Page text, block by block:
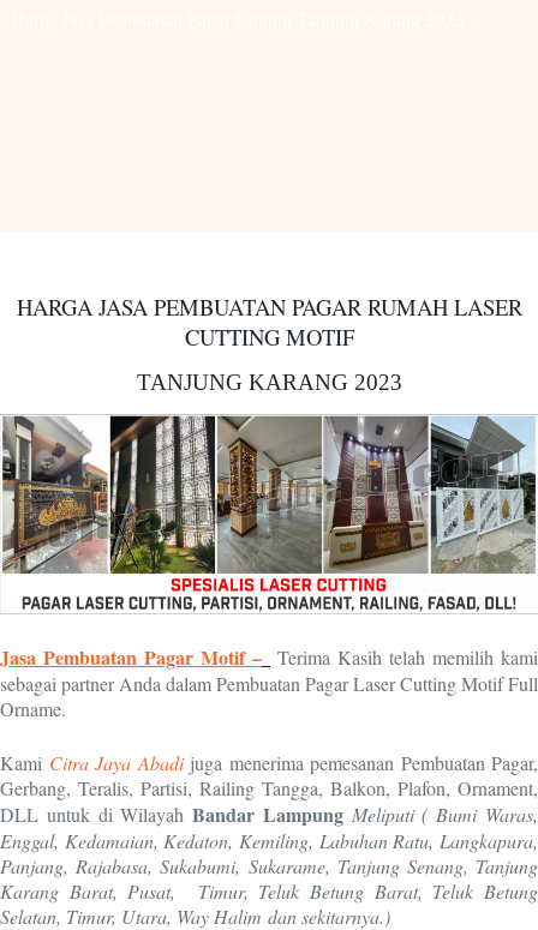
HARGA JASA PEMBUATAN PAGAR RUMAH LASER
CUTTING MOTIF
TANJUNG KARANG 2023
Jasa Pembuatan Pagar Motif –
Terima Kasih telah memilih kami
sebagai partner Anda dalam Pembuatan Pagar Laser Cutting Motif Full
Orname.
Kami Citra Jaya Abadijuga menerima pemesanan Pembuatan Pagar,
Gerbang, Teralis, Partisi, Railing Tangga, Balkon, Plafon, Ornament,
DLL untuk di WilayahBandar Lampung Meliputi ( Bumi Waras,
Enggal, Kedamaian, Kedaton, Kemiling, Labuhan Ratu, Langkapura,
Panjang, Rajabasa, Sukabumi, Sukarame, Tanjung Senang, Tanjung
Karang Barat, Pusat, Timur, Teluk Betung Barat, Teluk Betung
Selatan, Timur, Utara, Way Halim dan sekitarnya.)